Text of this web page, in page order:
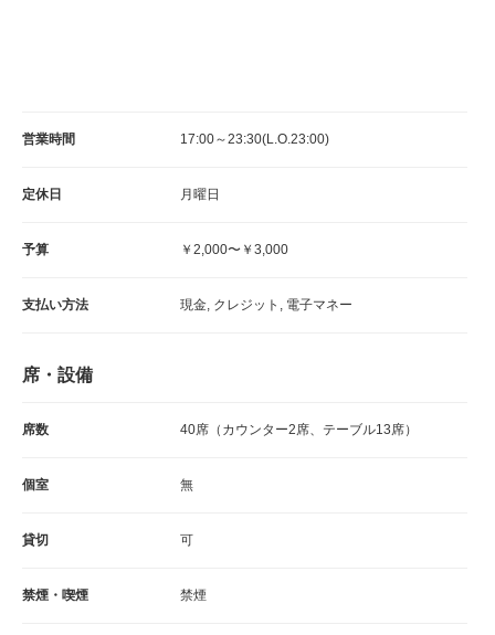
営業時間 17:00～23:30(L.O.23:00)
定休日 月曜日
予算 ￥2,000〜￥3,000
支払い方法 現金, クレジット, 電子マネー
席・設備
席数 40席（カウンター2席、テーブル13席）
個室 無
貸切 可
禁煙・喫煙 禁煙